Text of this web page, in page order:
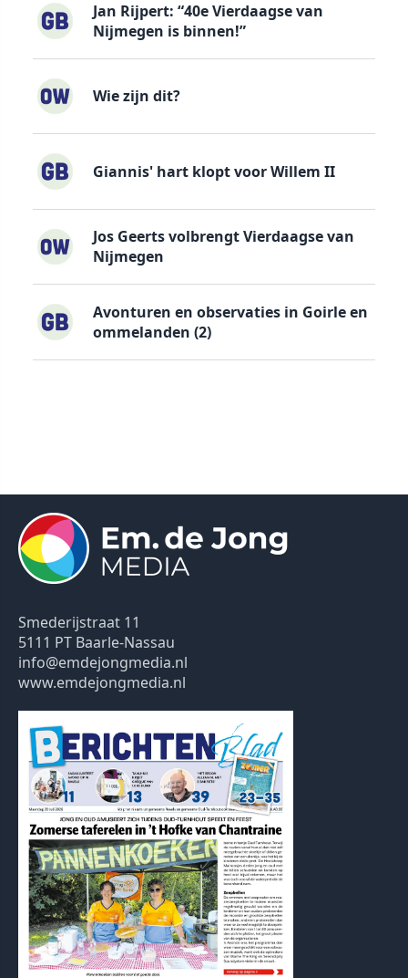
Jan Rijpert: “40e Vierdaagse van
Nijmegen is binnen!”
Wie zijn dit?
Giannis' hart klopt voor Willem II
Jos Geerts volbrengt Vierdaagse van
Nijmegen
Avonturen en observaties in Goirle en
ommelanden (2)
Smederijstraat 11
5111 PT Baarle-Nassau
info@emdejongmedia.nl
www.emdejongmedia.nl